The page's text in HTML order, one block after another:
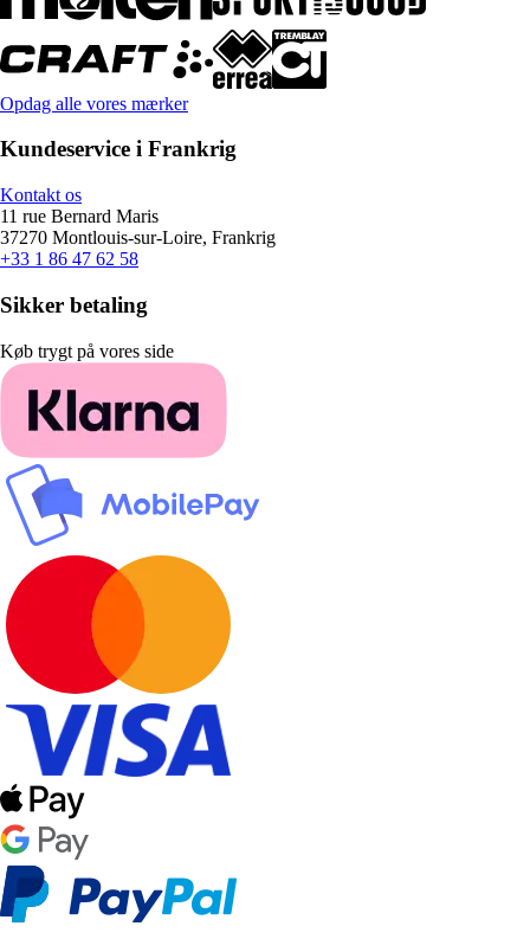
Opdag alle vores mærker
Kundeservice i Frankrig
Kontakt os
11 rue Bernard Maris
37270 Montlouis-sur-Loire, Frankrig
+33 1 86 47 62 58
Sikker betaling
Køb trygt på vores side